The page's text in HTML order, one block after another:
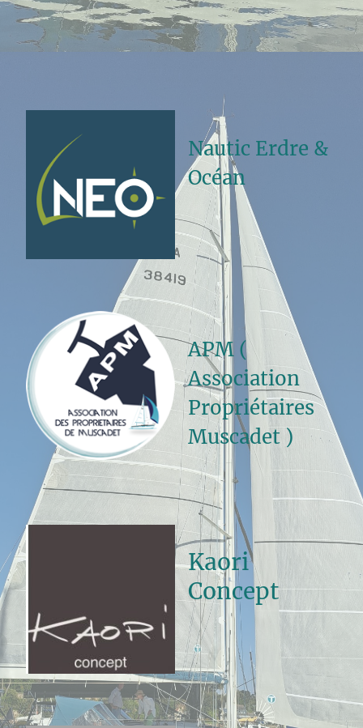
Nautic Erdre &
Océan
APM (
Association
Propriétaires
Muscadet )
Kaori
Concept